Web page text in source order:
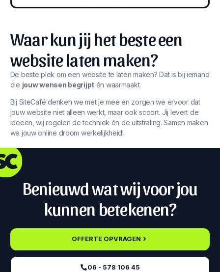
Waar kun jij het beste een
website laten maken?
De beste plek om een website te laten maken? Dat is bij iemand
die jouw wensen begrijpt én waarmaakt.
Bij SiteCafé denken we met je mee en zorgen we ervoor dat
jouw website niet alleen werkt, maar ook scoort. Jij levert de
ideeën, wij regelen de techniek én de uitstraling. Samen maken
we jouw online droom werkelijkheid!
Benieuwd wat wij voor jou
kunnen betekenen?
OFFERTE OPVRAGEN
06 - 578 106 45‬